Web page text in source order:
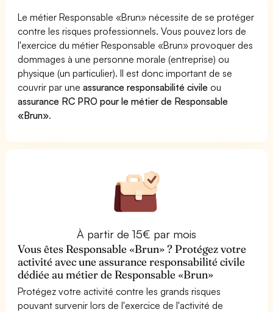
Le métier Responsable «Brun» nécessite de se protéger
contre les risques professionnels. Vous pouvez lors de
l'exercice du métier Responsable «Brun» provoquer des
dommages à une personne morale (entreprise) ou
physique (un particulier). Il est donc important de se
couvrir par uneassurance responsabilité civile ou
assurance RC PRO pour le métier de Responsable
«Brun».
À partir de 15€ par mois
Vous êtes Responsable «Brun» ? Protégez votre
activité avec une assurance responsabilité civile
dédiée au métier de Responsable «Brun»
Protégez votre activité contre les grands risques
pouvant survenir lors de l'exercice de l'activité de